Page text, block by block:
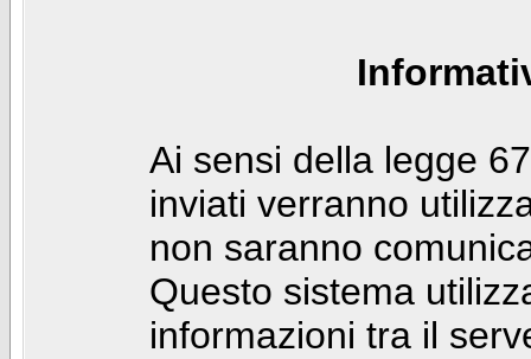
Ai sensi della legge
inviati verranno
non saranno
Questo sistema
informazioni tra il